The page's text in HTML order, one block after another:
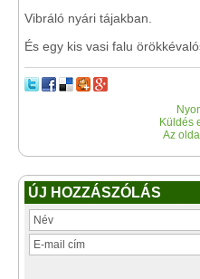
Vibráló nyári tájakban.
És egy kis vasi falu
Küldés
Az
ÚJ HOZZÁSZÓLÁS